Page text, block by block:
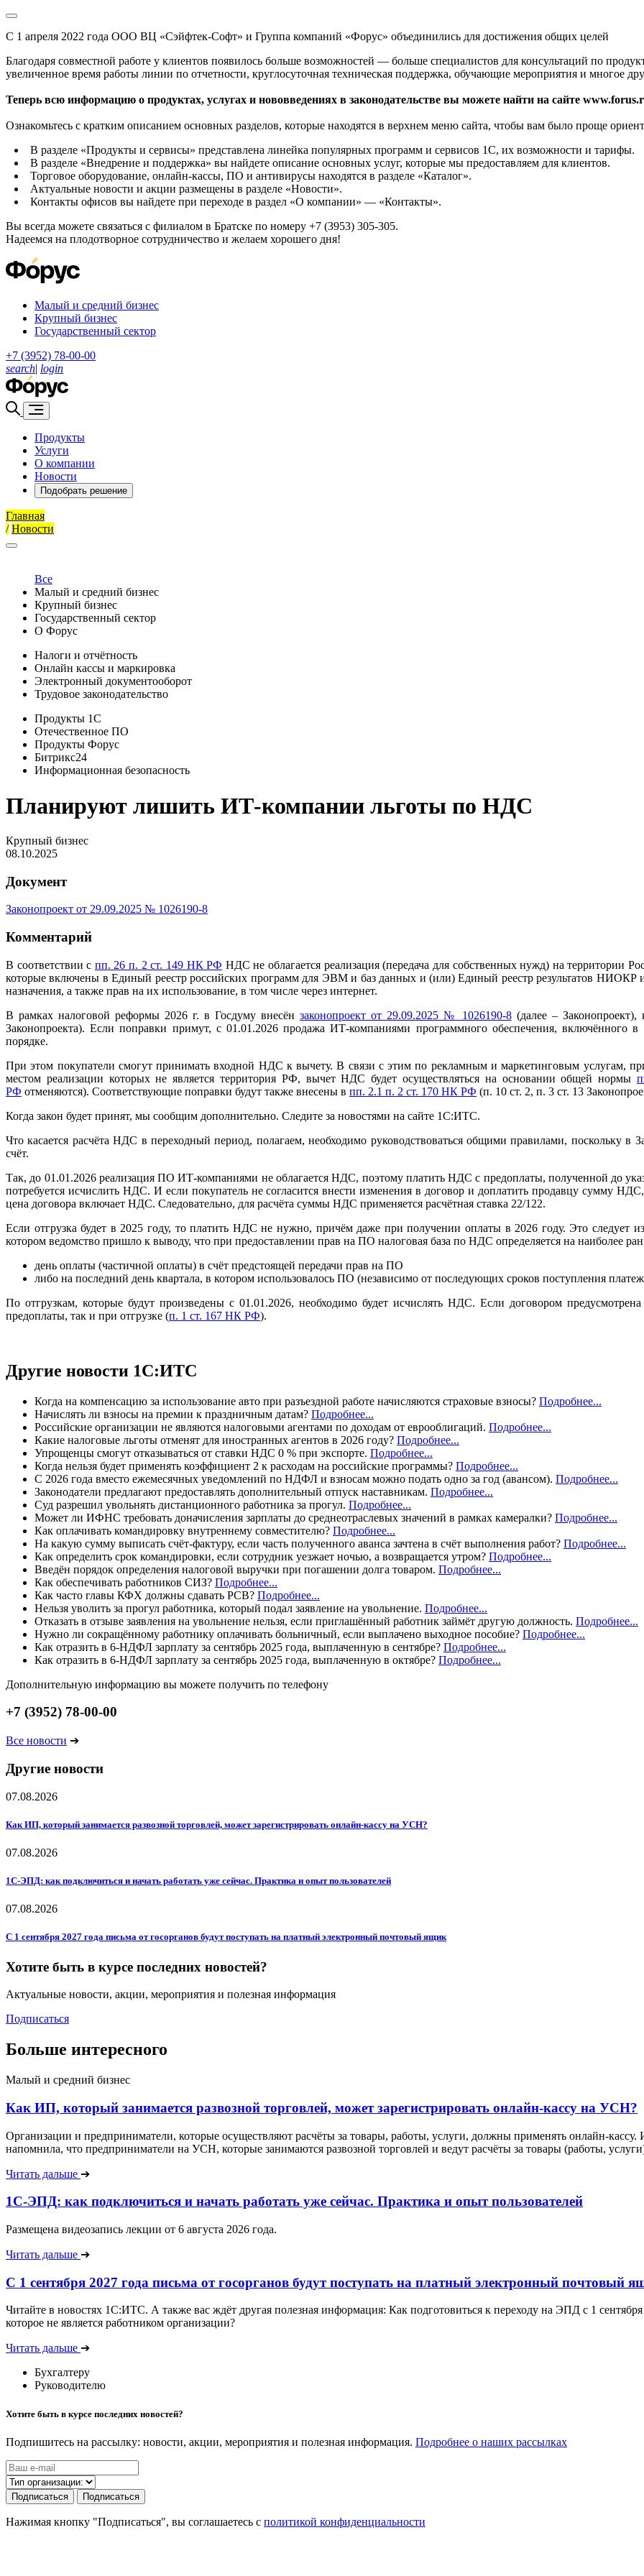
С 1 апреля 2022 года ООО ВЦ «Сэйфтек-Софт» и Группа компаний «Форус» объединились для достижения общих целей
Благодаря совместной работе у клиентов появилось больше возможностей — больше специалистов для консультаций по
увеличенное время работы линии по отчетности, круглосуточная техническая поддержка, обучающие мероприятия и многое
Теперь всю информацию о продуктах, услугах и нововведениях в законодательстве вы можете найти на сайте
Ознакомьтесь с кратким описанием основных разделов, которые находятся в верхнем меню сайта, чтобы вам было проще
В разделе «Продукты и сервисы» представлена линейка популярных программ и сервисов 1С, их возможности и тарифы.
В разделе «Внедрение и поддержка» вы найдете описание основных услуг, которые мы предоставляем для клиентов.
Торговое оборудование, онлайн-кассы, ПО и антивирусы находятся в разделе «Каталог».
Актуальные новости и акции размещены в разделе «Новости».
Контакты офисов вы найдете при переходе в раздел «О компании» — «Контакты».
Вы всегда можете связаться с филиалом в Братске по номеру +7 (3953) 305-305.
Надеемся на плодотворное сотрудничество и желаем хорошего дня!
Малый и средний бизнес
Крупный бизнес
Государственный сектор
+7 (3952) 78-00-00
search| login
Продукты
Услуги
О компании
Новости
Подобрать решение
Главная
/ Новости
Все
Малый и средний бизнес
Крупный бизнес
Государственный сектор
О Форус
Налоги и отчётность
Онлайн кассы и маркировка
Электронный документооборот
Трудовое законодательство
Продукты 1С
Отечественное ПО
Продукты Форус
Битрикс24
Информационная безопасность
Планируют лишить ИТ-компании льготы по НДС
Крупный бизнес
08.10.2025
Документ
Законопроект от 29.09.2025 № 1026190-8
Комментарий
В соответствии с пп. 26 п. 2 ст. 149 НК РФ НДС не облагается реализация (передача для собственных нужд) на
которые включены в Единый реестр российских программ для ЭВМ и баз данных и (или) Единый реестр результатов НИОКР
назначения, а также прав на их использование, в том числе через интернет.
В рамках налоговой реформы 2026 г. в Госдуму внесёнзаконопроект от 29.09.2025 № 1026190-8(далее – Законопроект),
Законопроекта). Если поправки примут, с 01.01.2026 продажа ИТ-компаниями программного обеспечения, включённого
порядке.
При этом покупатели смогут принимать входной НДС к вычету. В связи с этим по рекламным и маркетинговым услугам,
местом реализации которых не является территория РФ, вычет НДС будет осуществляться на основании общей нормы
РФ отменяются). Соответствующие поправки будут также внесены в пп. 2.1 п. 2 ст. 170 НК РФ (п. 10 ст. 2, п. 3 ст. 13
Когда закон будет принят, мы сообщим дополнительно. Следите за новостями на сайте 1С:ИТС.
Что касается расчёта НДС в переходный период, полагаем, необходимо руководствоваться общими правилами, поскольку в
счёт.
Так, до 01.01.2026 реализация ПО ИТ-компаниями не облагается НДС, поэтому платить НДС с предоплаты, полученной до
потребуется исчислить НДС. И если покупатель не согласится внести изменения в договор и доплатить продавцу сумму
цена договора включает НДС. Следовательно, для расчёта суммы НДС применяется расчётная ставка 22/122.
Если отгрузка будет в 2025 году, то платить НДС не нужно, причём даже при получении оплаты в 2026 году. Это следует
котором ведомство пришло к выводу, что при предоставлении прав на ПО налоговая база по НДС определяется на наиболее
день оплаты (частичной оплаты) в счёт предстоящей передачи прав на ПО
либо на последний день квартала, в котором использовалось ПО (независимо от последующих сроков поступления
По отгрузкам, которые будут произведены с 01.01.2026, необходимо будет исчислять НДС. Если договором
предоплаты, так и при отгрузке (п. 1 ст. 167 НК РФ).
Другие новости 1С:ИТС
Когда на компенсацию за использование авто при разъездной работе начисляются страховые взносы? Подробнее...
Начислять ли взносы на премии к праздничным датам? Подробнее...
Российские организации не являются налоговыми агентами по доходам от еврооблигаций. Подробнее...
Какие налоговые льготы отменят для иностранных агентов в 2026 году? Подробнее...
Упрощенцы смогут отказываться от ставки НДС 0 % при экспорте. Подробнее...
Когда нельзя будет применять коэффициент 2 к расходам на российские программы? Подробнее...
С 2026 года вместо ежемесячных уведомлений по НДФЛ и взносам можно подать одно за год (авансом). Подробнее...
Законодатели предлагают предоставлять дополнительный отпуск наставникам. Подробнее...
Суд разрешил увольнять дистанционного работника за прогул. Подробнее...
Может ли ИФНС требовать доначисления зарплаты до среднеотраслевых значений в рамках камералки? Подробнее...
Как оплачивать командировку внутреннему совместителю? Подробнее...
На какую сумму выписать счёт-фактуру, если часть полученного аванса зачтена в счёт выполнения работ? Подробнее...
Как определить срок командировки, если сотрудник уезжает ночью, а возвращается утром? Подробнее...
Введён порядок определения налоговой выручки при погашении долга товаром. Подробнее...
Как обеспечивать работников СИЗ? Подробнее...
Как часто главы КФХ должны сдавать РСВ? Подробнее...
Нельзя уволить за прогул работника, который подал заявление на увольнение. Подробнее...
Отказать в отзыве заявления на увольнение нельзя, если приглашённый работник займёт другую должность. Подробнее...
Нужно ли сокращённому работнику оплачивать больничный, если выплачено выходное пособие? Подробнее...
Как отразить в 6-НДФЛ зарплату за сентябрь 2025 года, выплаченную в сентябре? Подробнее...
Как отразить в 6-НДФЛ зарплату за сентябрь 2025 года, выплаченную в октябре? Подробнее...
Дополнительную информацию вы можете получить по телефону
+7 (3952) 78-00-00
Все новости ➔
Другие новости
07.08.2026
Как ИП, который занимается развозной торговлей, может зарегистрировать онлайн-кассу на УСН?
07.08.2026
1С-ЭПД: как подключиться и начать работать уже сейчас. Практика и опыт пользователей
07.08.2026
С 1 сентября 2027 года письма от госорганов будут поступать на платный электронный почтовый ящик
Хотите быть в курсе последних новостей?
Актуальные новости, акции, мероприятия и полезная информация
Подписаться
Больше интересного
Малый и средний бизнес
Как ИП, который занимается развозной торговлей, может зарегистрировать онлайн-кассу на УСН?
Организации и предприниматели, которые осуществляют расчёты за товары, работы, услуги, должны применять онлайн-
напомнила, что предприниматели на УСН, которые занимаются развозной торговлей и ведут расчёты за товары (работы,
Читать дальше ➔
1С-ЭПД: как подключиться и начать работать уже сейчас. Практика и опыт пользователей
Размещена видеозапись лекции от 6 августа 2026 года.
Читать дальше ➔
С 1 сентября 2027 года письма от госорганов будут поступать на платный электронный почтовый
Читайте в новостях 1С:ИТС. А также вас ждёт другая полезная информация: Как подготовиться к переходу на ЭПД с 1
которое не является работником организации?
Читать дальше ➔
Бухгалтеру
Руководителю
Хотите быть в курсе последних новостей?
Подпишитесь на рассылку: новости, акции, мероприятия и полезная информация. Подробнее о наших рассылках
Подписаться Подписаться
Нажимая кнопку "Подписаться", вы соглашаетесь с политикой конфиденциальности